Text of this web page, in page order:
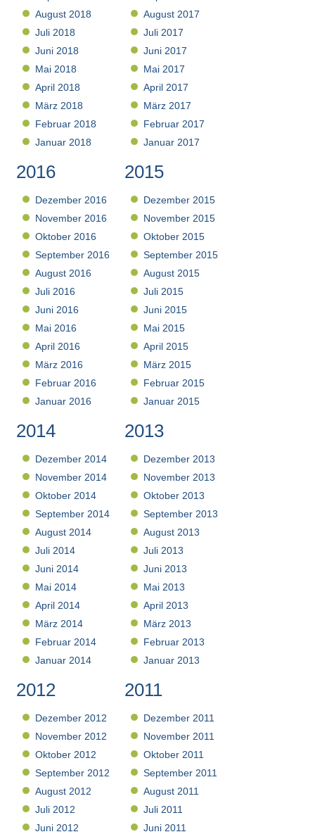
August 2018
Juli 2018
Juni 2018
Mai 2018
April 2018
März 2018
Februar 2018
Januar 2018
August 2017
Juli 2017
Juni 2017
Mai 2017
April 2017
März 2017
Februar 2017
Januar 2017
2016
Dezember 2016
November 2016
Oktober 2016
September 2016
August 2016
Juli 2016
Juni 2016
Mai 2016
April 2016
März 2016
Februar 2016
Januar 2016
2015
Dezember 2015
November 2015
Oktober 2015
September 2015
August 2015
Juli 2015
Juni 2015
Mai 2015
April 2015
März 2015
Februar 2015
Januar 2015
2014
Dezember 2014
November 2014
Oktober 2014
September 2014
August 2014
Juli 2014
Juni 2014
Mai 2014
April 2014
März 2014
Februar 2014
Januar 2014
2013
Dezember 2013
November 2013
Oktober 2013
September 2013
August 2013
Juli 2013
Juni 2013
Mai 2013
April 2013
März 2013
Februar 2013
Januar 2013
2012
Dezember 2012
November 2012
Oktober 2012
September 2012
August 2012
Juli 2012
Juni 2012
2011
Dezember 2011
November 2011
Oktober 2011
September 2011
August 2011
Juli 2011
Juni 2011